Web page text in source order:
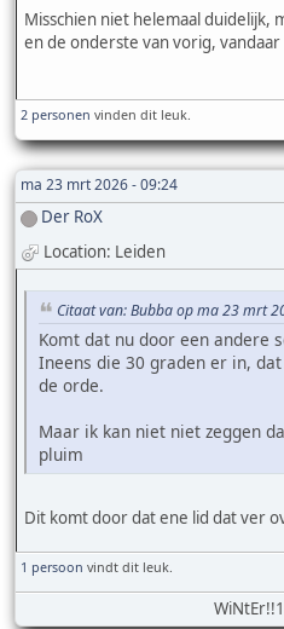
Misschien niet helemaal duidelijk,
en de onderste van vorig, vandaar
2 personen vinden dit leuk.
ma 23 mrt 2026 - 09:24
Der RoX
Location: Leiden
Citaat van: Bubba op ma 23 mrt
Komt dat nu door een andere
Ineens die 30 graden er in,
de orde.
Maar ik kan niet niet zeggen
pluim
Dit komt door dat ene lid dat ver
1 persoon vindt dit leuk.